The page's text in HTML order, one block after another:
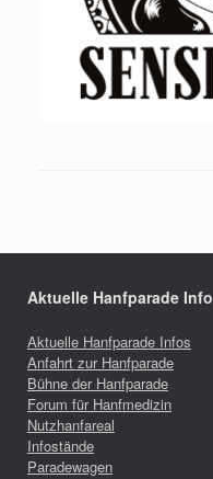
Aktuelle Hanfparade Info
Aktuelle Hanfparade Infos
Anfahrt zur Hanfparade
Bühne der Hanfparade
Forum für Hanfmedizin
Nutzhanfareal
Infostände
Paradewagen